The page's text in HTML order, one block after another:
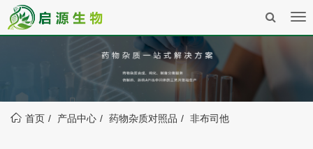
首页 产品中心 药物杂质对照品 非布司他